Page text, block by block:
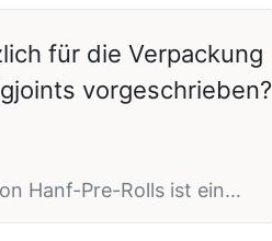
für die Verpackung
vorgeschrieben?
Hanf-Pre-Rolls ist ein
der Cannabisbranche,